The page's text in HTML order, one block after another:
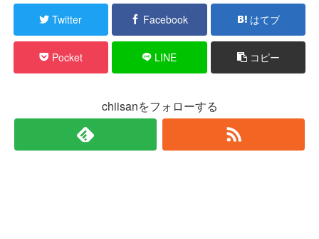
Twitter Facebook はてブ
Pocket LINE コピー
chiisanをフォローする